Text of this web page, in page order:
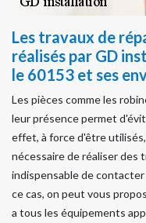
Les travaux de
réalisés par GD
le 60153 et ses
Les pièces comme les
leur présence permet
effet, à force d'être
nécessaire de réaliser des
indispensable de
ce cas, on peut vous
a tous les équipements